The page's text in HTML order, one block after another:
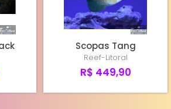
Scopas Tang
Reef-Litoral
R$ 449,90